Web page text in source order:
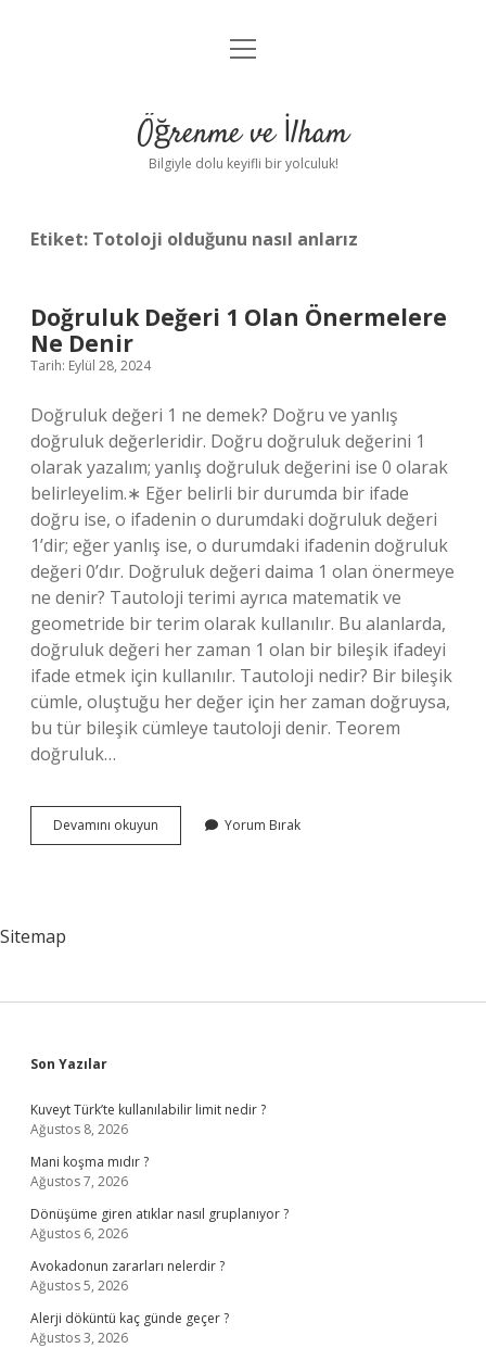
Anasayfa
Yasal Uyarı
menüyü
Öğrenme ve İlham
Bilgiyle dolu keyifli bir yolculuk!
Etiket: Totoloji olduğunu nasıl anlarız
Doğruluk Değeri 1 Olan Önermelere
Ne Denir
Tarih: Eylül 28, 2024
Doğruluk değeri 1 ne demek? Doğru ve yanlış
doğruluk değerleridir. Doğru doğruluk değerini 1
olarak yazalım; yanlış doğruluk değerini ise 0 olarak
belirleyelim.∗ Eğer belirli bir durumda bir ifade
doğru ise, o ifadenin o durumdaki doğruluk değeri
1’dir; eğer yanlış ise, o durumdaki ifadenin doğruluk
değeri 0’dır. Doğruluk değeri daima 1 olan önermeye
ne denir? Tautoloji terimi ayrıca matematik ve
geometride bir terim olarak kullanılır. Bu alanlarda,
doğruluk değeri her zaman 1 olan bir bileşik ifadeyi
ifade etmek için kullanılır. Tautoloji nedir? Bir bileşik
cümle, oluştuğu her değer için her zaman doğruysa,
bu tür bileşik cümleye tautoloji denir. Teorem
doğruluk…
Devamını okuyun Doğruluk
Değeri
Yorum Bırak
Sitemap
Sidebar
Son Yazılar
Kuveyt Türk’te kullanılabilir limit nedir ?
Ağustos 8, 2026
Mani koşma mıdır ?
Ağustos 7, 2026
Dönüşüme giren atıklar nasıl gruplanıyor ?
Ağustos 6, 2026
Avokadonun zararları nelerdir ?
Ağustos 5, 2026
Alerji döküntü kaç günde geçer ?
Ağustos 3, 2026